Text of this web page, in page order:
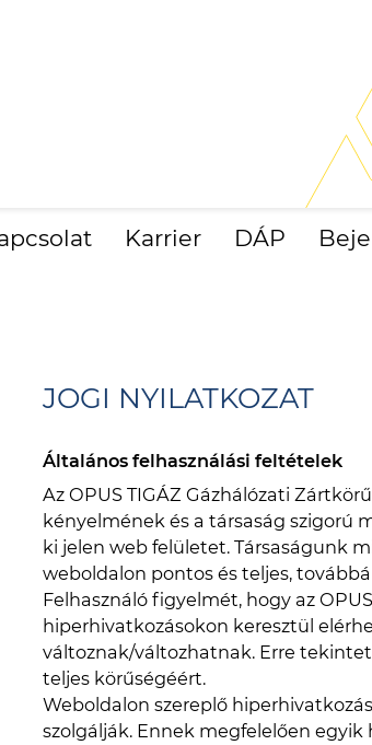
Karrier DÁP
JOGI NYILATKOZAT
Általános felhasználási feltételek
Az OPUS TIGÁZ Gázhálózati
kényelmének és a társaság szigorú
ki jelen web felületet. Társaságunk
weboldalon pontos és teljes,
Felhasználó figyelmét, hogy az
hiperhivatkozásokon keresztül
változnak/változhatnak. Erre
teljes körűségéért.
Weboldalon szereplő
szolgálják. Ennek megfelelően egyik